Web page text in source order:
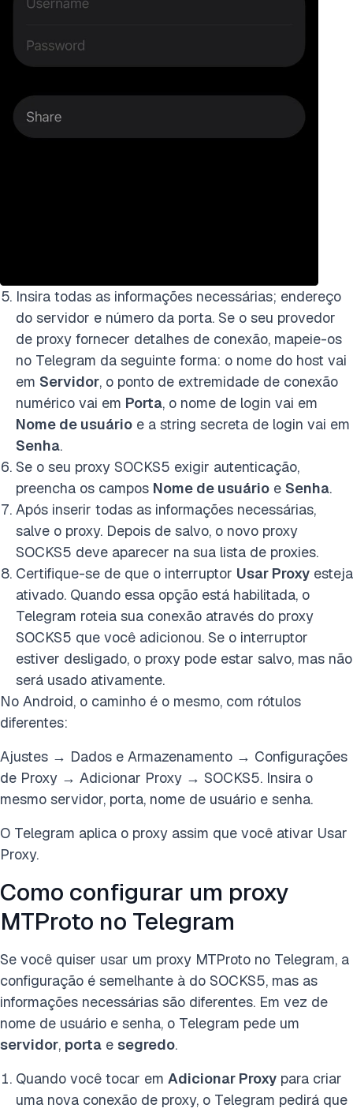
Insira todas as informações necessárias; endereço
do servidor e número da porta. Se o seu provedor
de proxy fornecer detalhes de conexão, mapeie-os
no Telegram da seguinte forma: o nome do host vai
em Servidor, o ponto de extremidade de conexão
numérico vai em Porta, o nome de login vai em
Nome de usuário e a string secreta de login vai em
Senha.
Se o seu proxy SOCKS5 exigir autenticação,
preencha os campos Nome de usuário e Senha.
Após inserir todas as informações necessárias,
salve o proxy. Depois de salvo, o novo proxy
SOCKS5 deve aparecer na sua lista de proxies.
Certifique-se de que o interruptor Usar Proxy esteja
ativado. Quando essa opção está habilitada, o
Telegram roteia sua conexão através do proxy
SOCKS5 que você adicionou. Se o interruptor
estiver desligado, o proxy pode estar salvo, mas não
será usado ativamente.
No Android, o caminho é o mesmo, com rótulos
diferentes:
Ajustes → Dados e Armazenamento → Configurações
de Proxy → Adicionar Proxy → SOCKS5. Insira o
mesmo servidor, porta, nome de usuário e senha.
O Telegram aplica o proxy assim que você ativar Usar
Proxy.
Como configurar um proxy
MTProto no Telegram
Se você quiser usar um proxy MTProto no Telegram, a
configuração é semelhante à do SOCKS5, mas as
informações necessárias são diferentes. Em vez de
nome de usuário e senha, o Telegram pede um
servidor, porta e segredo.
Quando você tocar em Adicionar Proxy para criar
uma nova conexão de proxy, o Telegram pedirá que